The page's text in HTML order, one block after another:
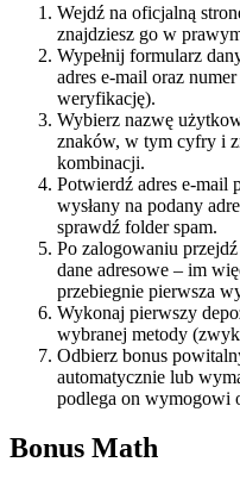
Wejdź na oficjalną
znajdziesz go w
Wypełnij formularz
adres e-mail oraz
weryfikację).
Wybierz nazwę
znaków, w tym cyfry i
kombinacji.
Potwierdź adres e-
wysłany na podany
sprawdź folder spam.
Po zalogowaniu
dane adresowe – im
przebiegnie pierwsza
Wykonaj pierwszy
wybranej metody
Odbierz bonus
automatycznie lub
podlega on wymogowi
Bonus Math